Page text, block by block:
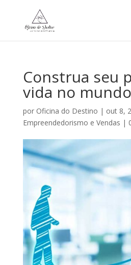
Construa seu
vida no
por Oficina do Destino | out 8,
Empreendedorismo e Vendas |